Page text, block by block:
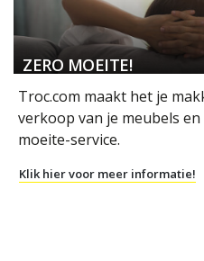
ZERO MOEITE!
Troc.com maakt het je
verkoop van je meubels
moeite-service.
Klik hier voor meer informatie!